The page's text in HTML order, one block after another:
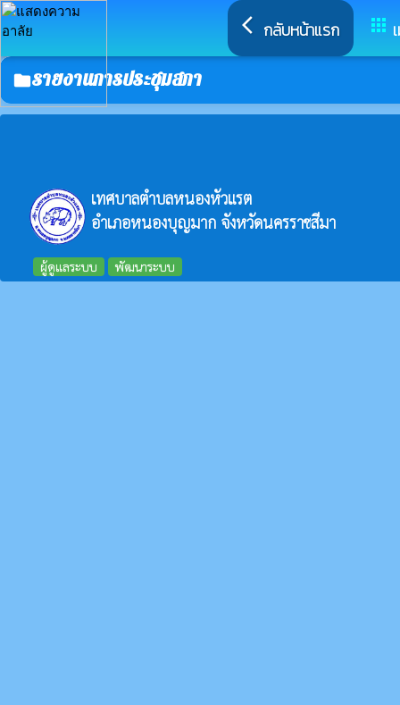
arrow_back_ios กลับหน้าแรก apps
folderรายงานการประชุมสภา
เทศบาลตำบลหนองหัวแรต
อำเภอหนองบุญมาก จังหวัดนครราชสีมา
ผู้ดูแลระบบ พัฒนาระบบ